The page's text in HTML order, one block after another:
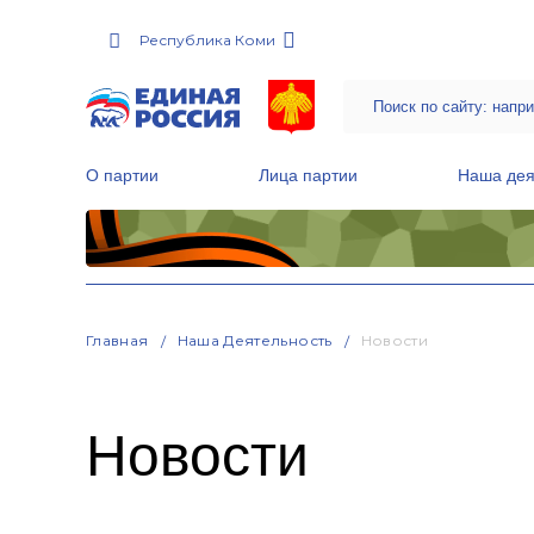
Республика Коми
О партии Лица партии Наша
Главная Наша Деятельность Новости
Новости